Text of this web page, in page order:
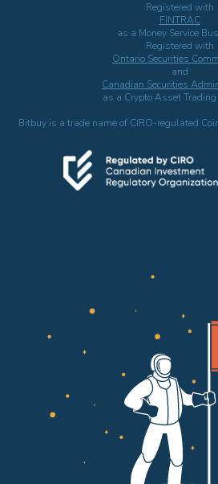
Registered with
FINTRAC
as a Money Service
Registered with
Ontario Securities
and
Canadian Securities
as a Crypto Asset
Bitbuy is a trade name of CIRO-regulated